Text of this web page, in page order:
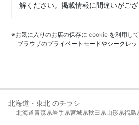
解ください。掲載情報に間違いがご
※お気に入りのお店の保存に cookie を利用し
ブラウザのプライベートモードやシークレ
北海道・東北 のチラシ
北海道青森県岩手県宮城県秋田県山形県福島